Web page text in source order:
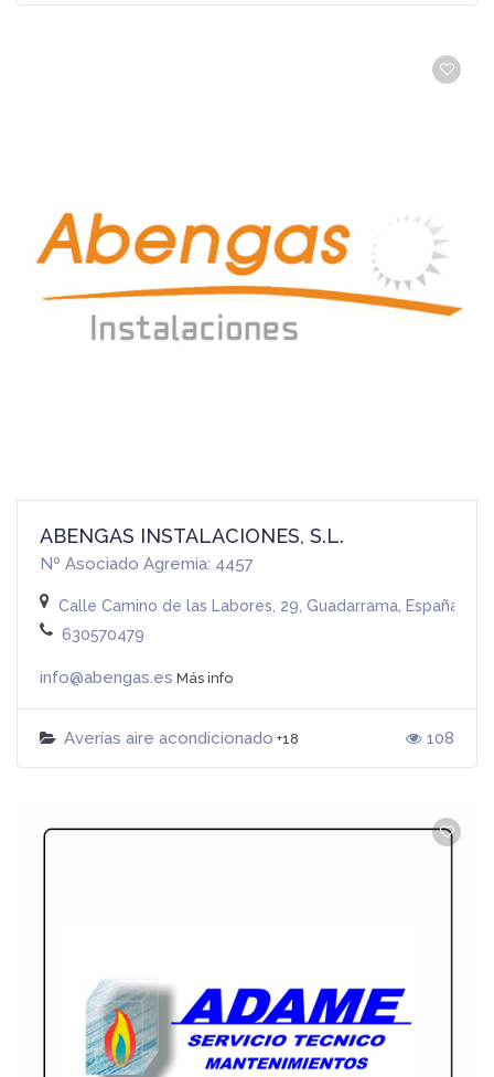
ABENGAS INSTALACIONES, S.L.
Nº Asociado Agremia: 4457
Calle Camino de las Labores, 29, Guadarrama, España
630570479
info@abengas.es Más info
Averías aire acondicionado +18 108